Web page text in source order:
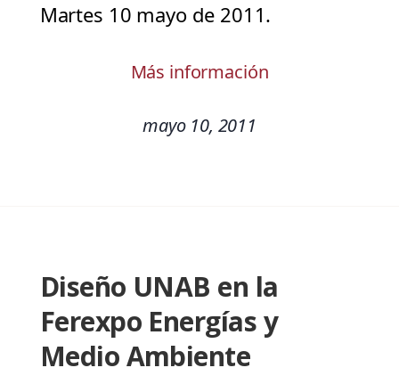
Martes 10 mayo de 2011.
Más información
mayo 10, 2011
Diseño UNAB en la
Ferexpo Energías y
Medio Ambiente